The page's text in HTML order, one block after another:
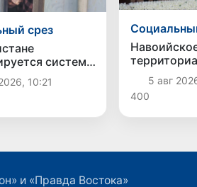
срез
система
и поддержки
людьми
10:21
движения
провело
слушания
5 авг
400
и «Правда Востока»